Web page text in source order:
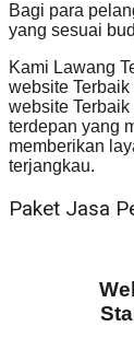
Bagi para
yang sesuai
Kami Lawang
website
website
terdepan yang
memberikan
terjangkau.
Paket Jasa